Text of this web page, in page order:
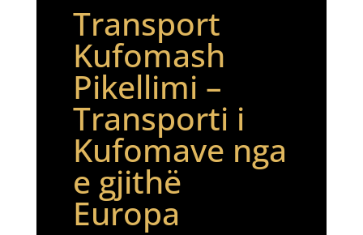
Transport
Kufomash
Pikellimi –
Transporti i
Kufomave nga
e gjithë
Europa